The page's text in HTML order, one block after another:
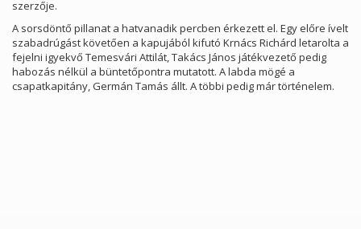
szerzője.
A sorsdöntő pillanat a hatvanadik percben érkezett el. Egy előre ívelt
szabadrúgást követően a kapujából kifutó Krnács Richárd letarolta a
fejelni igyekvő Temesvári Attilát, Takács János játékvezető pedig
habozás nélkül a büntetőpontra mutatott. A labda mögé a
csapatkapitány, Germán Tamás állt. A többi pedig már történelem.